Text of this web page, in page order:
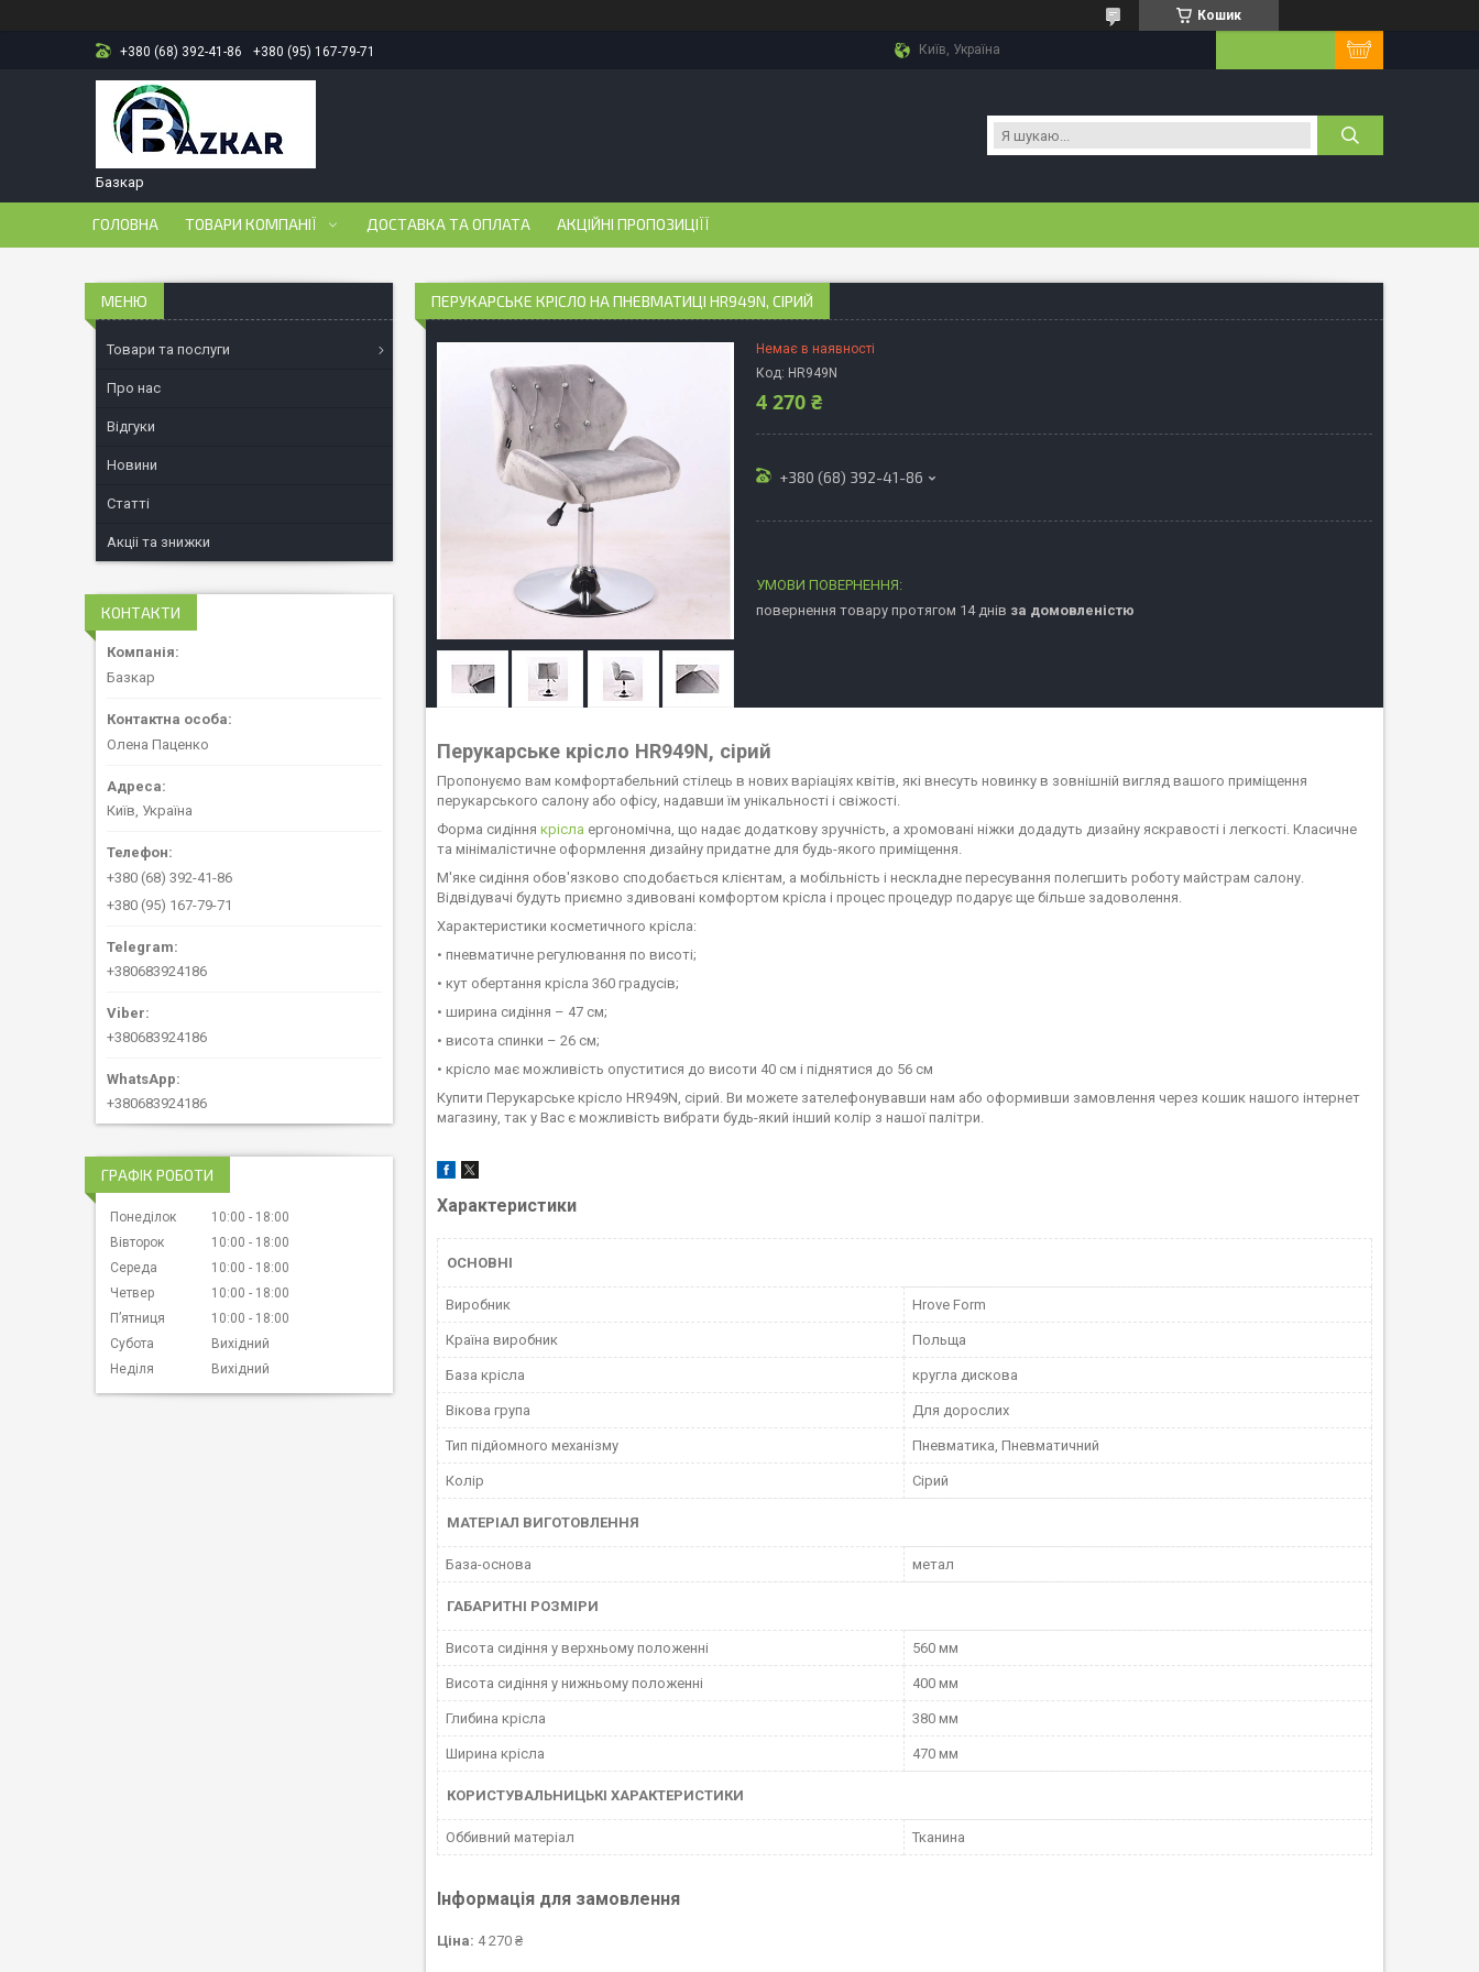
Кошик
+380 (68) 392-41-86 +380 (95) 167-79-71 Київ, Україна
Базкар
ГОЛОВНА ТОВАРИ КОМПАНІЇ ДОСТАВКА ТА ОПЛАТА АКЦІЙНІ ПРОПОЗИЦІЇЇ
ПЕРУКАРСЬКЕ КРІСЛО НА ПНЕВМАТИЦІ HR949N, СІРИЙ
Немає в наявності
Код: HR949N
4 270 ₴
+380 (68) 392-41-86
повернення товару протягом 14 днів за домовленістю
Перукарське крісло HR949N, сірий
Пропонуємо вам комфортабельний стілець в нових варіаціях квітів, які внесуть новинку в зовнішній вигляд вашого приміщення
перукарського салону або офісу, надавши їм унікальності і свіжості.
Форма сидіння крісла ергономічна, що надає додаткову зручність, а хромовані ніжки додадуть дизайну яскравості і легкості. Класичне
та мінімалістичне оформлення дизайну придатне для будь-якого приміщення.
М'яке сидіння обов'язково сподобається клієнтам, а мобільність і нескладне пересування полегшить роботу майстрам салону.
Відвідувачі будуть приємно здивовані комфортом крісла і процес процедур подарує ще більше задоволення.
Характеристики косметичного крісла:
• пневматичне регулювання по висоті;
• кут обертання крісла 360 градусів;
• ширина сидіння – 47 см;
• висота спинки – 26 см;
• крісло має можливість опуститися до висоти 40 см і піднятися до 56 см
Купити Перукарське крісло HR949N, сірий. Ви можете зателефонувавши нам або оформивши замовлення через кошик нашого інтернет
магазину, так у Вас є можливість вибрати будь-який інший колір з нашої палітри.
Характеристики
ОСНОВНІ
Виробник Hrove Form
Країна виробник Польща
База крісла кругла дискова
Вікова група Для дорослих
Тип підйомного механізму Пневматика, Пневматичний
Колір Сірий
МАТЕРІАЛ ВИГОТОВЛЕННЯ
База-основа метал
ГАБАРИТНІ РОЗМІРИ
Висота сидіння у верхньому положенні 560 мм
Висота сидіння у нижньому положенні 400 мм
Глибина крісла 380 мм
Ширина крісла 470 мм
КОРИСТУВАЛЬНИЦЬКІ ХАРАКТЕРИСТИКИ
Оббивний матеріал Тканина
Інформація для замовлення
Ціна: 4 270 ₴
Товари та послуги
Про нас
Відгуки
Новини
Статті
Акціі та знижки
КОНТАКТИ
Базкар
Олена Паценко
Київ, Україна
+380 (68) 392-41-86
+380 (95) 167-79-71
+380683924186
+380683924186
+380683924186
ГРАФІК РОБОТИ
Понеділок 10:00
18:00
Вівторок
10:00
18:00
Середа
10:00
18:00
Четвер
10:00
18:00
Пʼятниця
10:00
18:00
Субота
Вихідний
Неділя
Вихідний